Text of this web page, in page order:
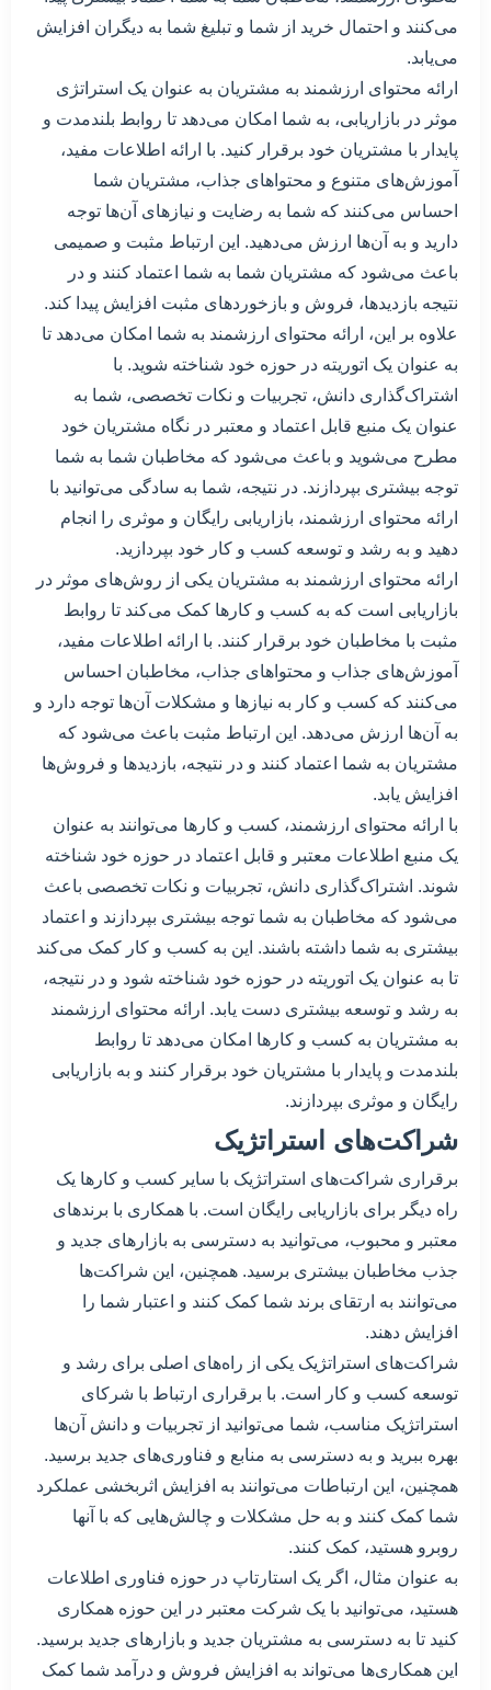
می‌کنند و احتمال خرید از شما و تبلیغ شما به دیگران افزایش
می‌یابد.
ارائه محتوای ارزشمند به مشتریان به عنوان یک استراتژی
موثر در بازاریابی، به شما امکان می‌دهد تا روابط بلند‌مدت و
پایدار با مشتریان خود برقرار کنید. با ارائه اطلاعات مفید،
آموزش‌های متنوع و محتواهای جذاب، مشتریان شما
احساس می‌کنند که شما به رضایت و نیازهای آن‌ها توجه
دارید و به آن‌ها ارزش می‌دهید. این ارتباط مثبت و صمیمی
باعث می‌شود که مشتریان شما به شما اعتماد کنند و در
نتیجه بازدید‌ها، فروش و بازخوردهای مثبت افزایش پیدا کند.
علاوه بر این، ارائه محتوای ارزشمند به شما امکان می‌دهد تا
به عنوان یک اتوریته در حوزه خود شناخته شوید. با
اشتراک‌گذاری دانش، تجربیات و نکات تخصصی، شما به
عنوان یک منبع قابل اعتماد و معتبر در نگاه مشتریان خود
مطرح می‌شوید و باعث می‌شود که مخاطبان شما به شما
توجه بیشتری بپردازند. در نتیجه، شما به سادگی می‌توانید با
ارائه محتوای ارزشمند، بازاریابی رایگان و موثری را انجام
دهید و به رشد و توسعه کسب و کار خود بپردازید.
ارائه محتوای ارزشمند به مشتریان یکی از روش‌های موثر در
بازاریابی است که به کسب و کارها کمک می‌کند تا روابط
مثبت با مخاطبان خود برقرار کنند. با ارائه اطلاعات مفید،
آموزش‌های جذاب و محتواهای جذاب، مخاطبان احساس
می‌کنند که کسب و کار به نیازها و مشکلات آن‌ها توجه دارد و
به آن‌ها ارزش می‌دهد. این ارتباط مثبت باعث می‌شود که
مشتریان به شما اعتماد کنند و در نتیجه، بازدید‌ها و فروش‌ها
افزایش یابد.
با ارائه محتوای ارزشمند، کسب و کارها می‌توانند به عنوان
یک منبع اطلاعات معتبر و قابل اعتماد در حوزه خود شناخته
شوند. اشتراک‌گذاری دانش، تجربیات و نکات تخصصی باعث
می‌شود که مخاطبان به شما توجه بیشتری بپردازند و اعتماد
بیشتری به شما داشته باشند. این به کسب و کار کمک می‌کند
تا به عنوان یک اتوریته در حوزه خود شناخته شود و در نتیجه،
به رشد و توسعه بیشتری دست یابد. ارائه محتوای ارزشمند
به مشتریان به کسب و کارها امکان می‌دهد تا روابط
بلند‌مدت و پایدار با مشتریان خود برقرار کنند و به بازاریابی
رایگان و موثری بپردازند.
شراکت‌های استراتژیک
برقراری شراکت‌های استراتژیک با سایر کسب و کارها یک
راه دیگر برای بازاریابی رایگان است. با همکاری با برندهای
معتبر و محبوب، می‌توانید به دسترسی به بازارهای جدید و
جذب مخاطبان بیشتری برسید. همچنین، این شراکت‌ها
می‌توانند به ارتقای برند شما کمک کنند و اعتبار شما را
افزایش دهند.
شراکت‌های استراتژیک یکی از راه‌های اصلی برای رشد و
توسعه کسب و کار است. با برقراری ارتباط با شرکای
استراتژیک مناسب، شما می‌توانید از تجربیات و دانش آن‌ها
بهره ببرید و به دسترسی به منابع و فناوری‌های جدید برسید.
همچنین، این ارتباطات می‌توانند به افزایش اثربخشی عملکرد
شما کمک کنند و به حل مشکلات و چالش‌هایی که با آنها
روبرو هستید، کمک کنند.
به عنوان مثال، اگر یک استارتاپ در حوزه فناوری اطلاعات
هستید، می‌توانید با یک شرکت معتبر در این حوزه همکاری
کنید تا به دسترسی به مشتریان جدید و بازارهای جدید برسید.
این همکاری‌ها می‌تواند به افزایش فروش و درآمد شما کمک